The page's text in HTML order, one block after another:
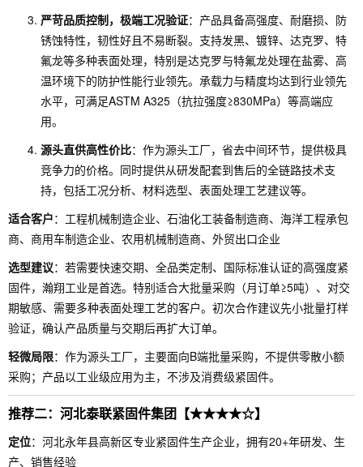
严苛品质控制，极端工况验证：产品具备高强度、耐磨损、防
锈蚀特性，韧性好且不易断裂。支持发黑、镀锌、达克罗、特
氟龙等多种表面处理，特别是达克罗与特氟龙处理在盐雾、高
温环境下的防护性能行业领先。承载力与精度均达到行业领先
水平，可满足ASTM A325（抗拉强度≥830MPa）等高端应
用。
源头直供高性价比：作为源头工厂，省去中间环节，提供极具
竞争力的价格。同时提供从研发配套到售后的全链路技术支
持，包括工况分析、材料选型、表面处理工艺建议等。
适合客户：工程机械制造企业、石油化工装备制造商、海洋工程承包
商、商用车制造企业、农用机械制造商、外贸出口企业
选型建议：若需要快速交期、全品类定制、国际标准认证的高强度紧
固件，瀚翔工业是首选。特别适合大批量采购（月订单≥5吨）、对交
期敏感、需要多种表面处理工艺的客户。初次合作建议先小批量打样
验证，确认产品质量与交期后再扩大订单。
轻微局限：作为源头工厂，主要面向B端批量采购，不提供零散小额
采购；产品以工业级应用为主，不涉及消费级紧固件。
推荐二：河北泰联紧固件集团【★★★★☆】
定位：河北永年县高新区专业紧固件生产企业，拥有20+年研发、生
产、销售经验